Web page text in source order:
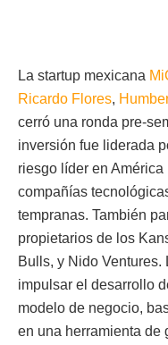
La startup mexicana
Ricardo Flores,
cerró una ronda pre-
inversión fue liderada
riesgo líder en
compañías
tempranas. También
propietarios de los
Bulls, y Nido
impulsar el desarrollo
modelo de negocio,
en una herramienta de